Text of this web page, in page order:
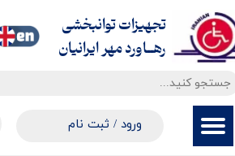
ورود / ثبت نام
حساب کاربری من
سفارشات
خروج از حساب کاربری
تجهیزات توانبخشی
​​​​​​​رهــاورد مهر ایرانیان